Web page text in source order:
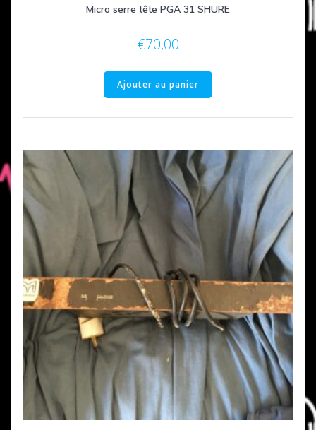
Micro serre tête PGA 31 SHURE
€70,00
Ajouter au panier